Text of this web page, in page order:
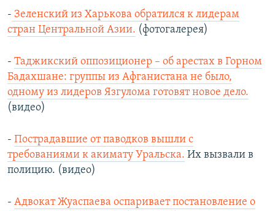
- Зеленский из Харькова обратился к лидерам
стран Центральной Азии. (фотогалерея)
- Таджикский оппозиционер – об арестах в Горном
Бадахшане: группы из Афганистана не было,
одному из лидеров Язгулома готовят новое дело.
(видео)
- Пострадавшие от паводков вышли с
требованиями к акимату Уральска. Их вызвали в
полицию. (видео)
- Адвокат Жуаспаева оспаривает постановление о